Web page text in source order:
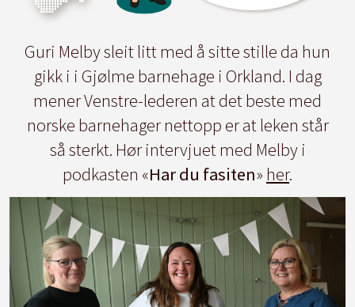
Guri Melby sleit litt med å sitte stille da hun
gikk i i Gjølme barnehage i Orkland. I dag
mener Venstre-lederen at det beste med
norske barnehager nettopp er at leken står
så sterkt. Hør intervjuet med Melby i
podkasten «Har du fasiten» her.